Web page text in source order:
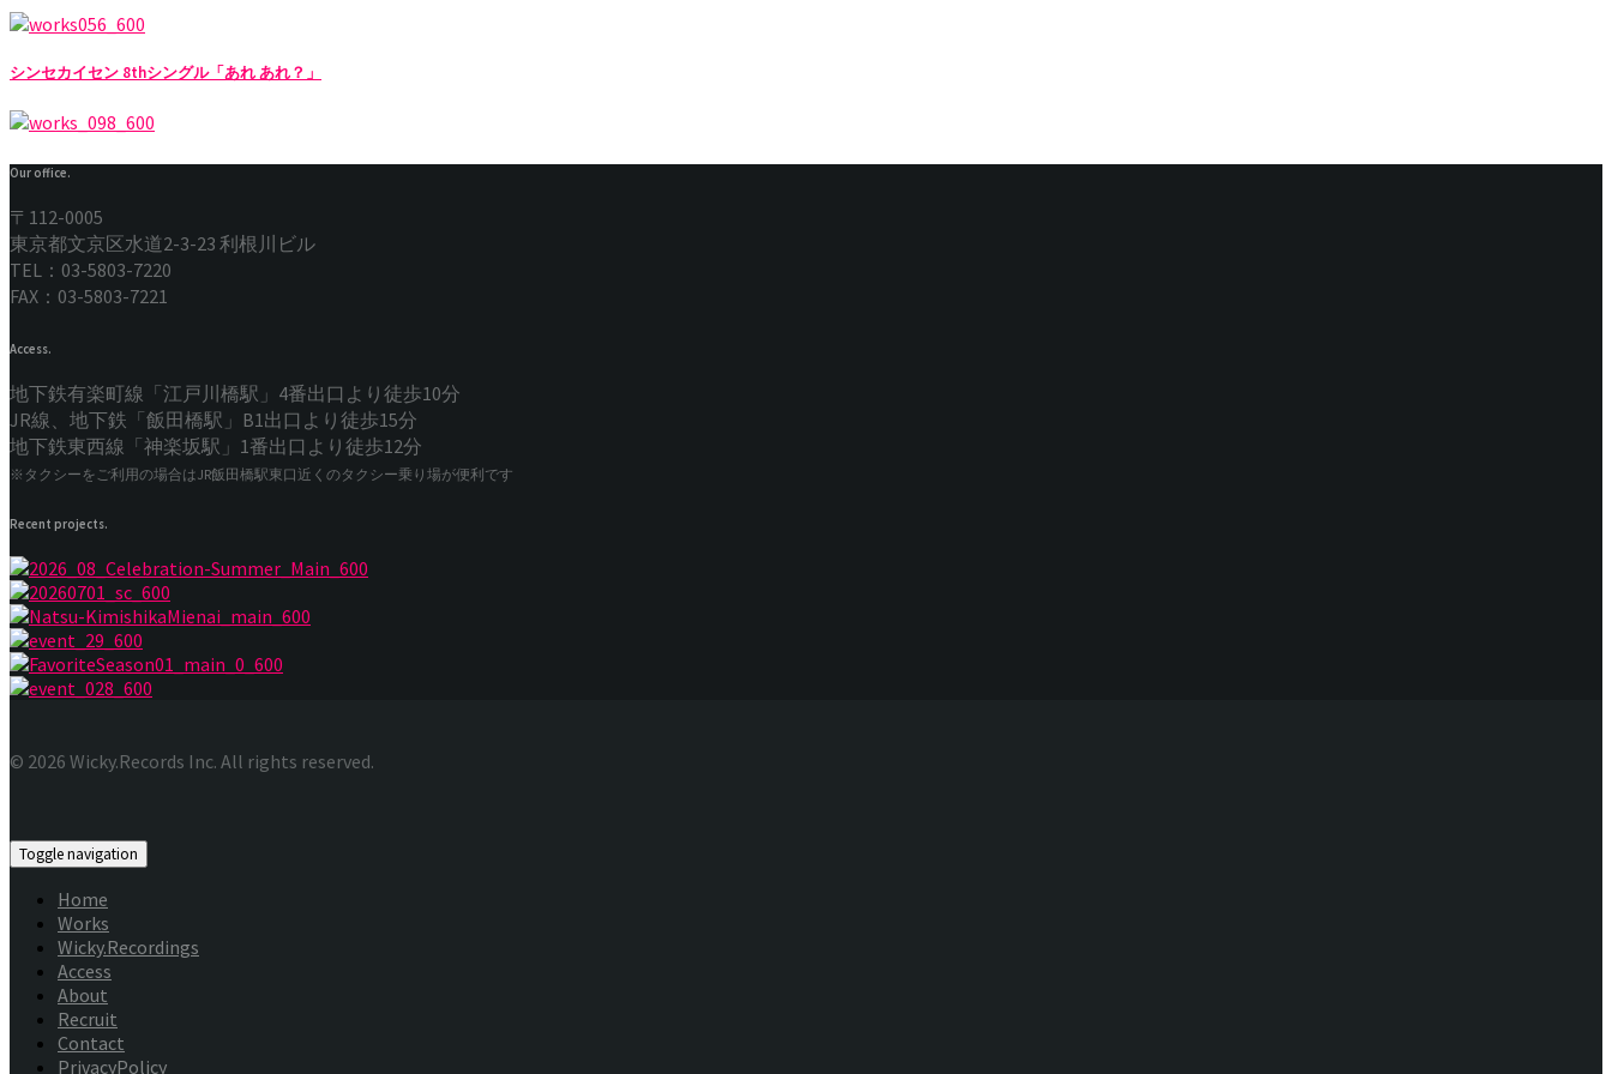
シンセカイセン 8thシングル「あれ あれ？」
Our office.
〒112-0005
東京都文京区水道2-3-23 利根川ビル
TEL：03-5803-7220
FAX：03-5803-7221
Access.
地下鉄有楽町線「江戸川橋駅」4番出口より徒歩10分
JR線、地下鉄「飯田橋駅」B1出口より徒歩15分
地下鉄東西線「神楽坂駅」1番出口より徒歩12分
※タクシーをご利用の場合はJR飯田橋駅東口近くのタクシー乗り場が便利です
Recent projects.
© 2026 Wicky.Records Inc. All rights reserved.
Toggle navigation
Home
Works
Wicky.Recordings
Access
About
Recruit
Contact
PrivacyPolicy